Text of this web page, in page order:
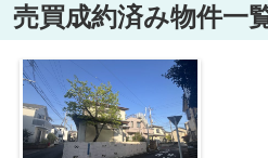
売買成約済み物件一